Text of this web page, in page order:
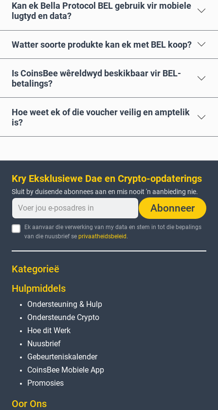
Kan ek Bella Protocol BEL gebruik vir mobiele
lugtyd en data?
Watter soorte produkte kan ek met BEL koop?
Is CoinsBee wêreldwyd beskikbaar vir BEL-
betalings?
Hoe weet ek of die voucher veilig en amptelik
is?
Kry Eksklusiewe Dae en Crypto-opdaterings
Sluit by duisende abonnees aan en mis nooit 'n aanbieding nie.
Abonneer
Ek aanvaar die verwerking van my data en stem in tot die bepalings
van die nuusbrief seprivaatheidsbeleid .
Kategorieë
Hulpmiddels
Ondersteuning & Hulp
Ondersteunde Crypto
Hoe dit Werk
Nuusbrief
Gebeurteniskalender
CoinsBee Mobiele App
Promosies
Oor Ons